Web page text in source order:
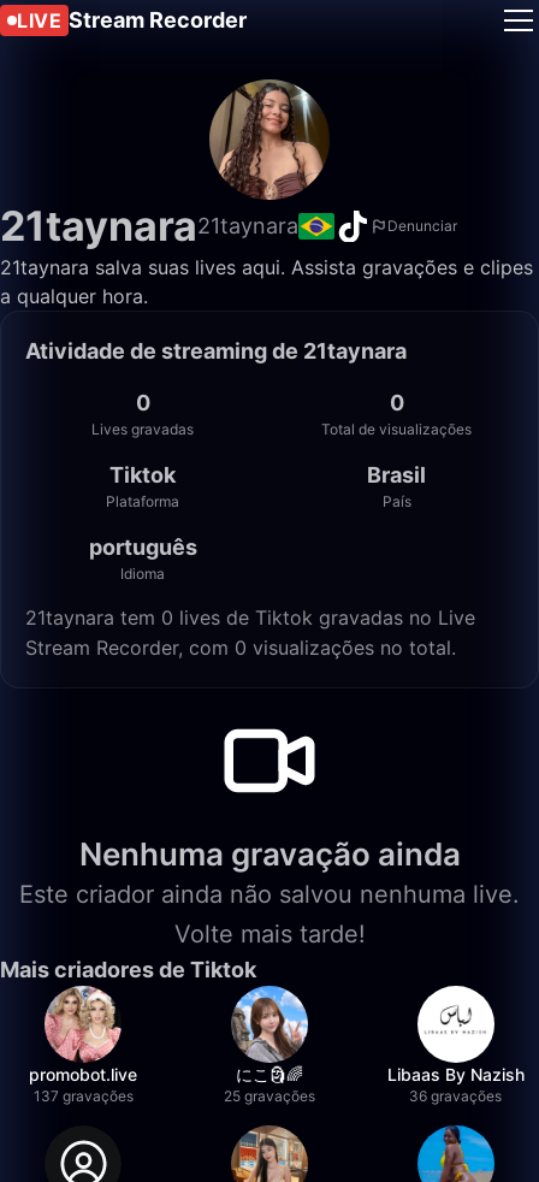
LIVE Stream Recorder
21taynara21taynara Denunciar
21taynara salva suas lives aqui. Assista gravações e clipes
a qualquer hora.
Atividade de streaming de 21taynara
0
Lives gravadas
0
Total de visualizações
Tiktok
Plataforma
Brasil
País
português
Idioma
21taynara tem 0 lives de Tiktok gravadas no Live
Stream Recorder, com 0 visualizações no total.
Nenhuma gravação ainda
Este criador ainda não salvou nenhuma live.
Volte mais tarde!
Mais criadores de Tiktok
promobot.live
137 gravações
にこ🗿🌈
25 gravações
Libaas By Nazish
36 gravações